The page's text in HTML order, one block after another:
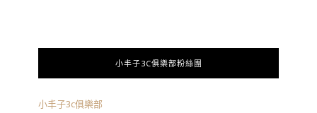
小丰子3C俱樂部粉絲團
小丰子3c俱樂部